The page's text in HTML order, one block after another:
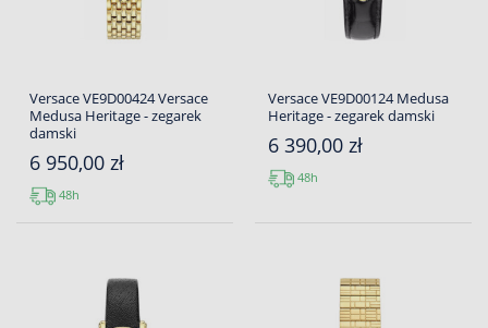
Versace VE9D00424 Versace
Medusa Heritage - zegarek
damski
6 950,00 zł
48h
Versace VE9D00124 Medusa
Heritage - zegarek damski
6 390,00 zł
48h